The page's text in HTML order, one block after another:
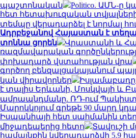
պաշտոնական
Politico. ԱՄՆ-ը
հետ հետախուզական
տեմպը վերադարձել է նորմալ
Ադրբեջանով Հայաստան է
տոննա ցորեն
Վրաստանի և
ռազմավարական
փոխադարձ վստահության վրա
գործող բենզալցակայանում
կան վիրավորներ
Իսլամաբադը
է տալիս Երևանի, Մոսկվայի և
ամրապնդմանը. ՌԴ-ում
Մարոկկոյում գրեթե 90 մարդ
Իսպանիայի հետ սահմանին
միջադեպերից հետո
Տավուշի
համայնքին կվերադարձվի 5.9